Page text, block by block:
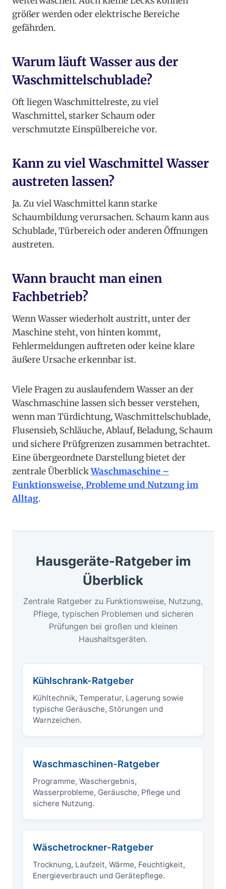
größer werden oder elektrische Bereiche
gefährden.
Warum läuft Wasser aus der
Waschmittelschublade?
Oft liegen Waschmittelreste, zu viel
Waschmittel, starker Schaum oder
verschmutzte Einspülbereiche vor.
Kann zu viel Waschmittel Wasser
austreten lassen?
Ja. Zu viel Waschmittel kann starke
Schaumbildung verursachen. Schaum kann aus
Schublade, Türbereich oder anderen Öffnungen
austreten.
Wann braucht man einen
Fachbetrieb?
Wenn Wasser wiederholt austritt, unter der
Maschine steht, von hinten kommt,
Fehlermeldungen auftreten oder keine klare
äußere Ursache erkennbar ist.
Viele Fragen zu auslaufendem Wasser an der
Waschmaschine lassen sich besser verstehen,
wenn man Türdichtung, Waschmittelschublade,
Flusensieb, Schläuche, Ablauf, Beladung, Schaum
und sichere Prüfgrenzen zusammen betrachtet.
Eine übergeordnete Darstellung bietet der
zentrale ÜberblickWaschmaschine –
Funktionsweise, Probleme und Nutzung im
Alltag.
Hausgeräte-Ratgeber im
Überblick
Zentrale Ratgeber zu Funktionsweise, Nutzung,
Pflege, typischen Problemen und sicheren
Prüfungen bei großen und kleinen
Haushaltsgeräten.
Kühlschrank-Ratgeber
Kühltechnik, Temperatur, Lagerung sowie
typische Geräusche, Störungen und
Warnzeichen.
Waschmaschinen-Ratgeber
Programme, Waschergebnis,
Wasserprobleme, Geräusche, Pflege und
sichere Nutzung.
Wäschetrockner-Ratgeber
Trocknung, Laufzeit, Wärme, Feuchtigkeit,
Energieverbrauch und Gerätepflege.